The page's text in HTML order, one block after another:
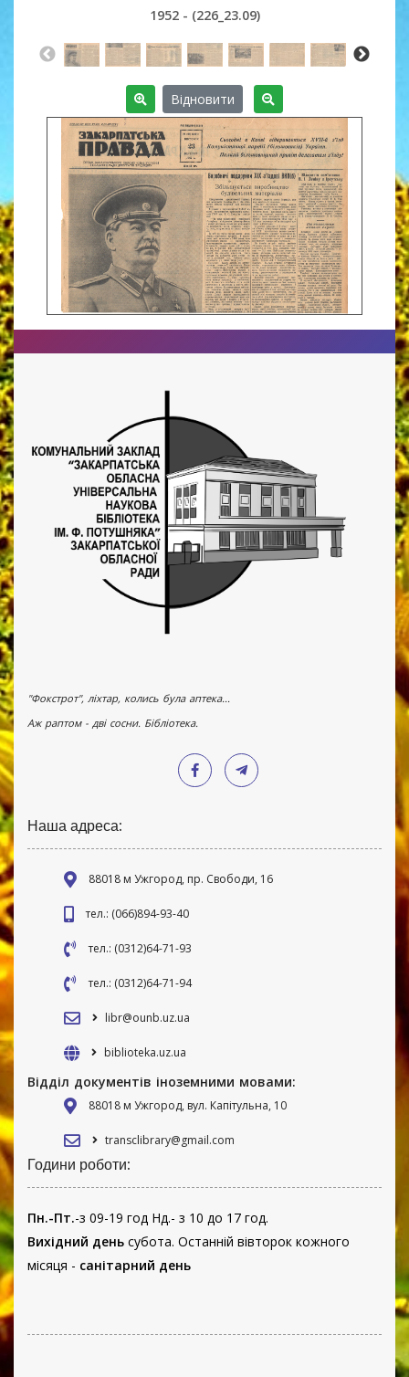
1952 - (226_23.09)
Відновити
"Фокстрот", ліхтар, колись була аптека...
Аж раптом - дві сосни. Бібліотека.
Наша адреса:
88018 м Ужгород, пр. Свободи, 16
тел.: (066)894-93-40
тел.: (0312)64-71-93
тел.: (0312)64-71-94
libr@ounb.uz.ua
biblioteka.uz.ua
Відділ документів іноземними мовами:
88018 м Ужгород, вул. Капітульна, 10
transclibrary@gmail.com
Години роботи:
Пн.-Пт.-з 09-19 год Нд.- з 10 до 17 год.
Вихідний день субота. Останній вівторок кожного
місяця - санітарний день